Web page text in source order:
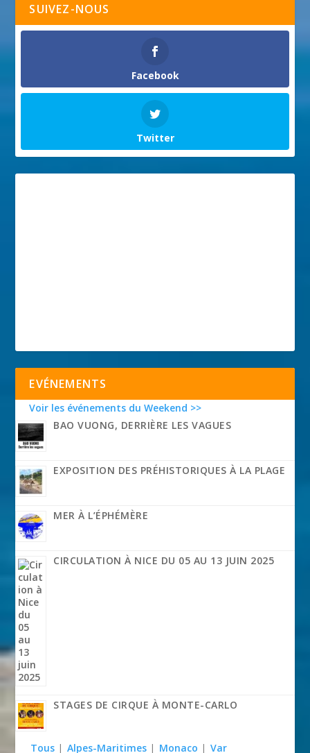
SUIVEZ-NOUS
Facebook
Twitter
EVÉNEMENTS
Voir les événements du Weekend >>
BAO VUONG, DERRIÈRE LES VAGUES
EXPOSITION DES PRÉHISTORIQUES À LA PLAGE
MER À L’ÉPHÉMÈRE
CIRCULATION À NICE DU 05 AU 13 JUIN 2025
STAGES DE CIRQUE À MONTE-CARLO
Tous | Alpes-Maritimes | Monaco | Var